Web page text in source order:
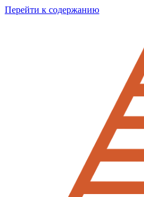
Перейти к содержанию